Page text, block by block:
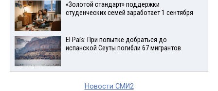
«Золотой стандарт» поддержки
студенческих семей заработает 1 сентября
El País: При попытке добраться до
испанской Сеуты погибли 67 мигрантов
Новости СМИ2